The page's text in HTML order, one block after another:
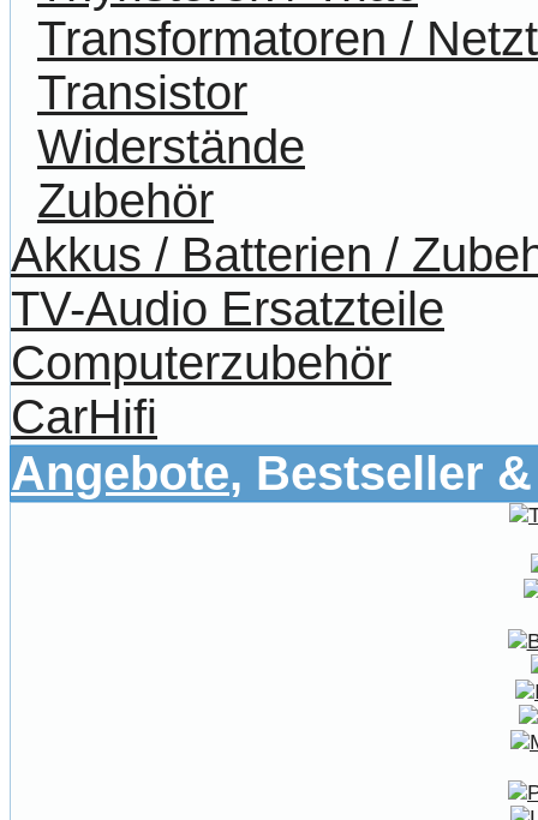
Transformatoren /
Transistor
Widerstände
Zubehör
Akkus / Batterien /
TV-Audio Ersatzteile
Computerzubehör
CarHifi
Angebote, Bestseller